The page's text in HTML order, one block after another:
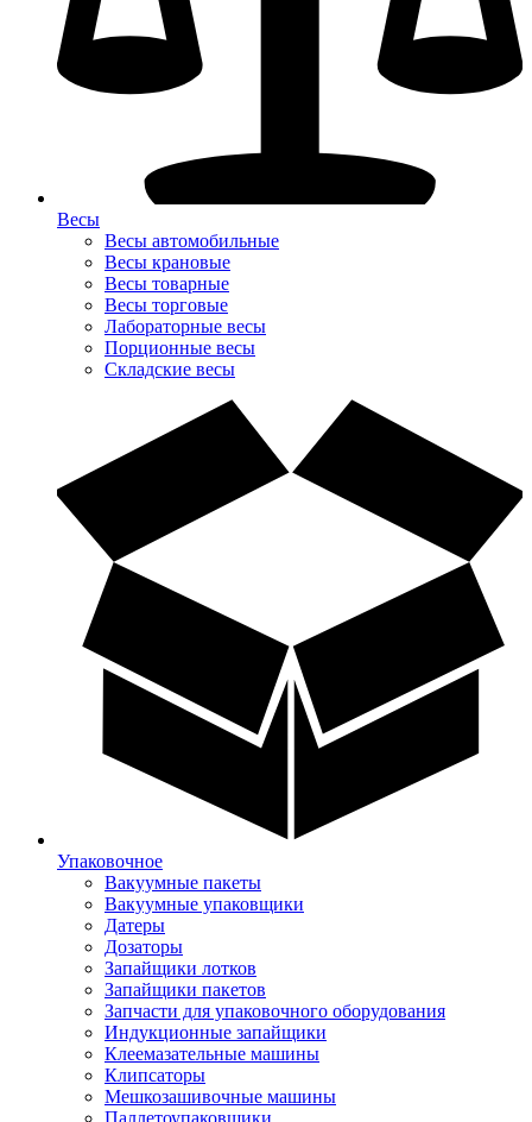
Весы
Весы автомобильные
Весы крановые
Весы товарные
Весы торговые
Лабораторные весы
Порционные весы
Складские весы
Упаковочное
Вакуумные пакеты
Вакуумные упаковщики
Датеры
Дозаторы
Запайщики лотков
Запайщики пакетов
Запчасти для упаковочного оборудования
Индукционные запайщики
Клеемазательные машины
Клипсаторы
Мешкозашивочные машины
Паллетоупаковщики